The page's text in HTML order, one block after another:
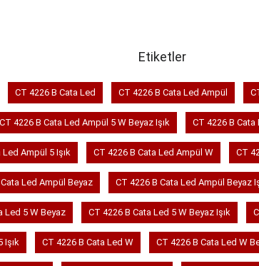
Etiketler
CT 4226 B Cata Led CT 4226 B Cata Led Ampül
CT 4226 B Cata Led Ampül 5 W Beyaz Işık CT 4226 B Cata
Ampül 5 Işık CT 4226 B Cata Led Ampül W CT
Led Ampül Beyaz CT 4226 B Cata Led Ampül Beyaz
Led 5 W Beyaz CT 4226 B Cata Led 5 W Beyaz Işık
Işık CT 4226 B Cata Led W CT 4226 B Cata Led W